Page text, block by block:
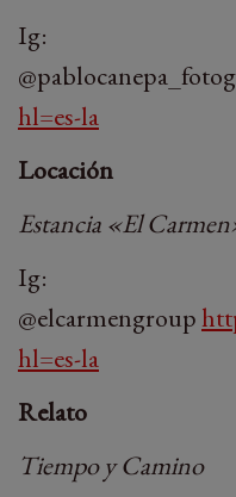
Ig:
hl=es-la
Locación
Estancia «El
Ig:
@elcarmengroup
hl=es-la
Relato
Tiempo y Camino